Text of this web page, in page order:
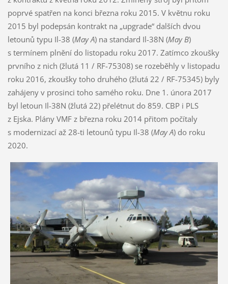
poprvé spatřen na konci března roku 2015. V květnu roku
2015 byl podepsán kontrakt na „upgrade“ dalších dvou
letounů typu Il-38 (May A) na standard Il-38N (May B)
s termínem plnění do listopadu roku 2017. Zatímco zkoušky
prvního z nich (žlutá 11 / RF-75308) se rozeběhly v listopadu
roku 2016, zkoušky toho druhého (žlutá 22 / RF-75345) byly
zahájeny v prosinci toho samého roku. Dne 1. února 2017
byl letoun Il-38N (žlutá 22) přelétnut do 859. CBP i PLS
z Ejska. Plány VMF z března roku 2014 přitom počítaly
s modernizací až 28-ti letounů typu Il-38 (May A) do roku
2020.